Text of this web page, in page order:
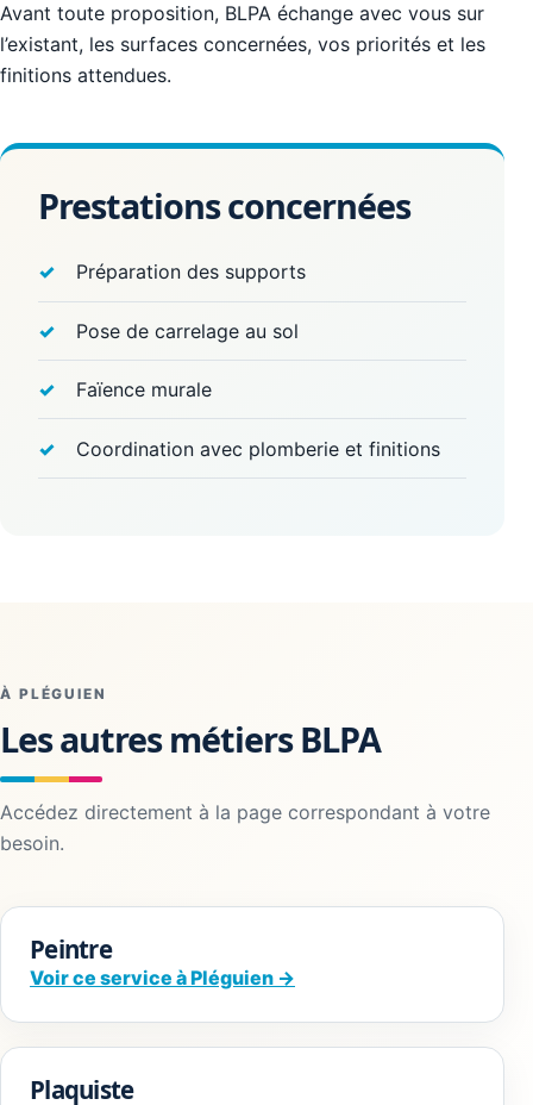
Avant toute proposition, BLPA échange avec vous sur
l’existant, les surfaces concernées, vos priorités et les
finitions attendues.
Prestations concernées
Préparation des supports
Pose de carrelage au sol
Faïence murale
Coordination avec plomberie et finitions
À PLÉGUIEN
Les autres métiers BLPA
Accédez directement à la page correspondant à votre
besoin.
Peintre
Voir ce service à Pléguien →
Plaquiste